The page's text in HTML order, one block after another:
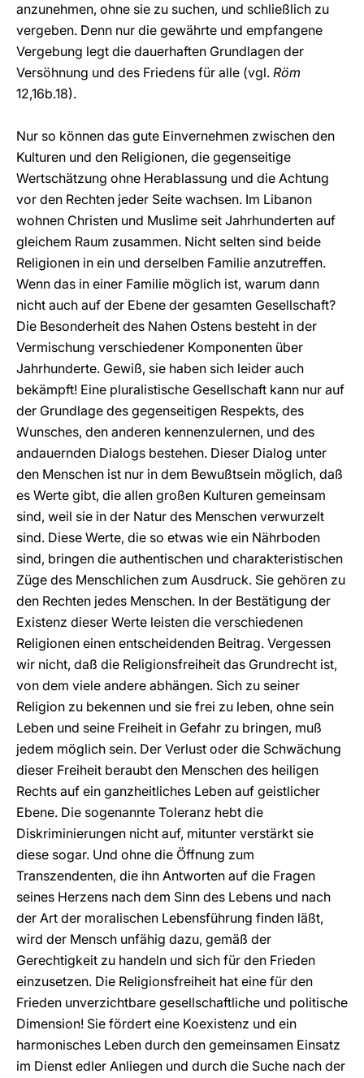
anzunehmen, ohne sie zu suchen, und schließlich zu
vergeben. Denn nur die gewährte und empfangene
Vergebung legt die dauerhaften Grundlagen der
Versöhnung und des Friedens für alle (vgl. Röm
12,16b.18).
Nur so können das gute Einvernehmen zwischen den
Kulturen und den Religionen, die gegenseitige
Wertschätzung ohne Herablassung und die Achtung
vor den Rechten jeder Seite wachsen. Im Libanon
wohnen Christen und Muslime seit Jahrhunderten auf
gleichem Raum zusammen. Nicht selten sind beide
Religionen in ein und derselben Familie anzutreffen.
Wenn das in einer Familie möglich ist, warum dann
nicht auch auf der Ebene der gesamten Gesellschaft?
Die Besonderheit des Nahen Ostens besteht in der
Vermischung verschiedener Komponenten über
Jahrhunderte. Gewiß, sie haben sich leider auch
bekämpft! Eine pluralistische Gesellschaft kann nur auf
der Grundlage des gegenseitigen Respekts, des
Wunsches, den anderen kennenzulernen, und des
andauernden Dialogs bestehen. Dieser Dialog unter
den Menschen ist nur in dem Bewußtsein möglich, daß
es Werte gibt, die allen großen Kulturen gemeinsam
sind, weil sie in der Natur des Menschen verwurzelt
sind. Diese Werte, die so etwas wie ein Nährboden
sind, bringen die authentischen und charakteristischen
Züge des Menschlichen zum Ausdruck. Sie gehören zu
den Rechten jedes Menschen. In der Bestätigung der
Existenz dieser Werte leisten die verschiedenen
Religionen einen entscheidenden Beitrag. Vergessen
wir nicht, daß die Religionsfreiheit das Grundrecht ist,
von dem viele andere abhängen. Sich zu seiner
Religion zu bekennen und sie frei zu leben, ohne sein
Leben und seine Freiheit in Gefahr zu bringen, muß
jedem möglich sein. Der Verlust oder die Schwächung
dieser Freiheit beraubt den Menschen des heiligen
Rechts auf ein ganzheitliches Leben auf geistlicher
Ebene. Die sogenannte Toleranz hebt die
Diskriminierungen nicht auf, mitunter verstärkt sie
diese sogar. Und ohne die Öffnung zum
Transzendenten, die ihn Antworten auf die Fragen
seines Herzens nach dem Sinn des Lebens und nach
der Art der moralischen Lebensführung finden läßt,
wird der Mensch unfähig dazu, gemäß der
Gerechtigkeit zu handeln und sich für den Frieden
einzusetzen. Die Religionsfreiheit hat eine für den
Frieden unverzichtbare gesellschaftliche und politische
Dimension! Sie fördert eine Koexistenz und ein
harmonisches Leben durch den gemeinsamen Einsatz
im Dienst edler Anliegen und durch die Suche nach der